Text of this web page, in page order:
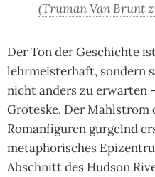
(Truman Van Brunt
Der Ton der Geschichte
lehrmeisterhaft, sondern
nicht anders zu erwarten
Groteske. Der Mahlstrom
Romanfiguren gurgelnd
metaphorisches
Abschnitt des Hudson